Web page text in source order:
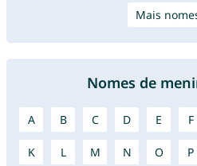
Mais
Nomes de
A B C D E F
K L M N O P